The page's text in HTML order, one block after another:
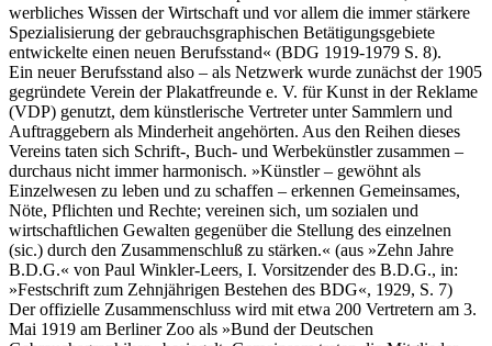
werbliches Wissen der Wirtschaft und vor allem die immer stärkere
Spezialisierung der gebrauchsgraphischen Betätigungsgebiete
entwickelte einen neuen Berufsstand« (BDG 1919-1979 S. 8).
Ein neuer Berufsstand also – als Netzwerk wurde zunächst der 1905
gegründete Verein der Plakatfreunde e. V. für Kunst in der Reklame
(VDP) genutzt, dem künstlerische Vertreter unter Sammlern und
Auftraggebern als Minderheit angehörten. Aus den Reihen dieses
Vereins taten sich Schrift-, Buch- und Werbekünstler zusammen –
durchaus nicht immer harmonisch. »Künstler – gewöhnt als
Einzelwesen zu leben und zu schaffen – erkennen Gemeinsames,
Nöte, Pflichten und Rechte; vereinen sich, um sozialen und
wirtschaftlichen Gewalten gegenüber die Stellung des einzelnen
(sic.) durch den Zusammenschluß zu stärken.« (aus »Zehn Jahre
B.D.G.« von Paul Winkler-Leers, I. Vorsitzender des B.D.G., in:
»Festschrift zum Zehnjährigen Bestehen des BDG«, 1929, S. 7)
Der offizielle Zusammenschluss wird mit etwa 200 Vertretern am 3.
Mai 1919 am Berliner Zoo als »Bund der Deutschen